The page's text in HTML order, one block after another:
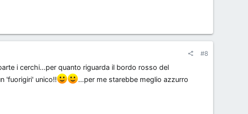
#8
i cerchi...per quanto riguarda il bordo rosso del
'fuorigiri' unico!!
...per me starebbe meglio azzurro